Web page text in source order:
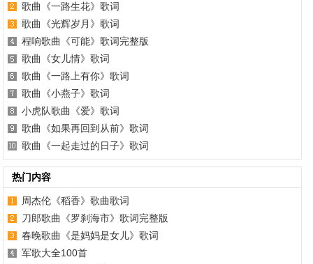
歌曲《一路生花》歌词
歌曲《光辉岁月》歌词
程响歌曲《可能》歌词完整版
歌曲《女儿情》歌词
歌曲《一路上有你》歌词
歌曲《小燕子》歌词
小虎队歌曲《爱》歌词
歌曲《如果再回到从前》歌词
歌曲《一起走过的日子》歌词
热门内容
周杰伦《稻香》歌曲歌词
刀郎歌曲《罗刹海市》歌词完整版
春晚歌曲《是妈妈是女儿》歌词
军歌大全100首